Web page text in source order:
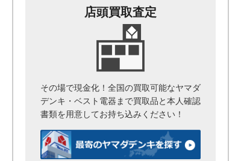
店頭買取査定
その場で現金化！全国の買取可能なヤマダ
デンキ・ベスト電器まで買取品と本人確認
書類を用意してお持ち込みください！